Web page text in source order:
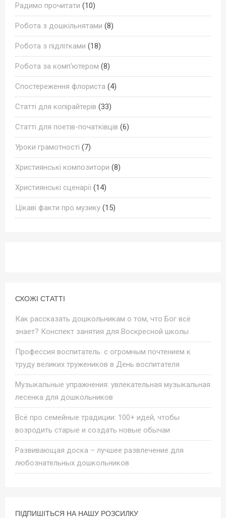
Радимо прочитати (10)
Робота з дошкільнятами (8)
Робота з підлітками (18)
Робота за комп'ютером (8)
Спостереження флориста (4)
Статті для копірайтерів (33)
Статті для поетів-початківців (6)
Уроки грамотності (7)
Християнські композитори (8)
Християнські сценарії (14)
Цікаві факти про музику (15)
СХОЖІ СТАТТІ
Как рассказать дошкольникам о том, что Бог всё
знает? Конспект занятия для Воскресной школы
Профессия воспитатель: с огромным почтением к
труду великих тружеников в День воспитателя
Музыкальные упражнения: увлекательная музыкальная
лесенка для дошкольников
Всё про семейные традиции: 100+ идей, чтобы
возродить старые и создать новые обычаи
Развивающая доска – лучшее развлечение для
любознательных дошкольников
ПІДПИШІТЬСЯ НА НАШУ РОЗСИЛКУ